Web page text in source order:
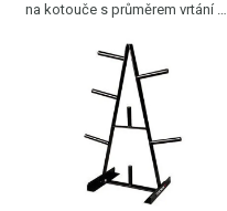
na kotouče s průměrem vrtání 25